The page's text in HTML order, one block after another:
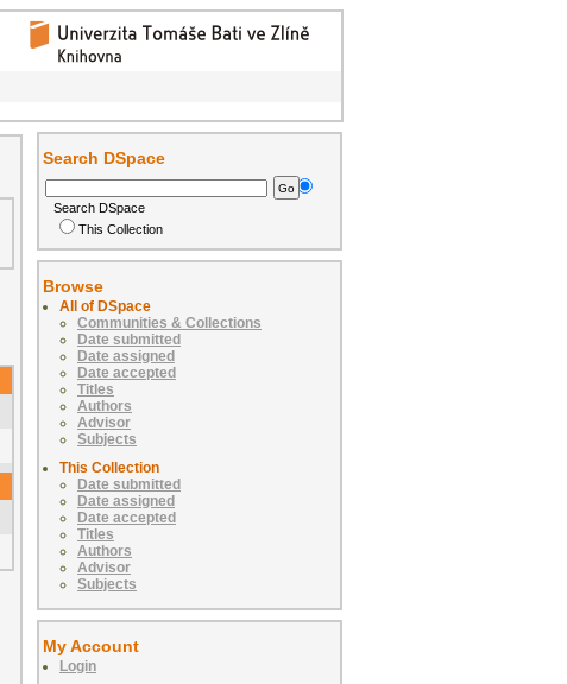
Search DSpace
Search DSpace
This Collection
Browse
All of DSpace
Communities & Collections
Date submitted
Date assigned
Date accepted
Titles
Authors
Advisor
Subjects
This Collection
Date submitted
Date assigned
Date accepted
Titles
Authors
Advisor
Subjects
My Account
Login